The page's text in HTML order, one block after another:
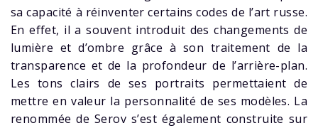
sa capacité à réinventer certains codes de l’art russe.
En effet, il a souvent introduit des changements de
lumière et d’ombre grâce à son traitement de la
transparence et de la profondeur de l’arrière-plan.
Les tons clairs de ses portraits permettaient de
mettre en valeur la personnalité de ses modèles. La
renommée de Serov s’est également construite sur